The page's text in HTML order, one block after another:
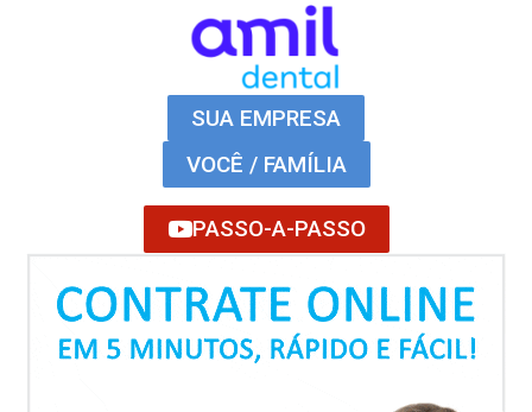
SUA EMPRESA
VOCÊ / FAMÍLIA
PASSO-A-PASSO